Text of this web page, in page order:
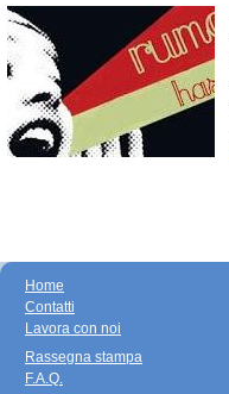
Home
Contatti
Lavora con noi
Rassegna stampa
F.A.Q.